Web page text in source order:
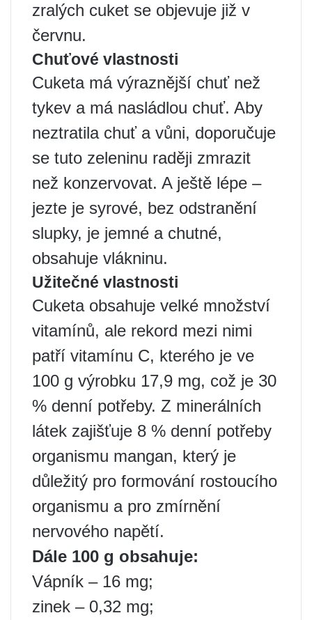
zralých cuket se objevuje již v
červnu.
Chuťové vlastnosti
Cuketa má výraznější chuť než
tykev a má nasládlou chuť. Aby
neztratila chuť a vůni, doporučuje
se tuto zeleninu raději zmrazit
než konzervovat. A ještě lépe –
jezte je syrové, bez odstranění
slupky, je jemné a chutné,
obsahuje vlákninu.
Užitečné vlastnosti
Cuketa obsahuje velké množství
vitamínů, ale rekord mezi nimi
patří vitamínu C, kterého je ve
100 g výrobku 17,9 mg, což je 30
% denní potřeby. Z minerálních
látek zajišťuje 8 % denní potřeby
organismu mangan, který je
důležitý pro formování rostoucího
organismu a pro zmírnění
nervového napětí.
Dále 100 g obsahuje:
Vápník – 16 mg;
zinek – 0,32 mg;